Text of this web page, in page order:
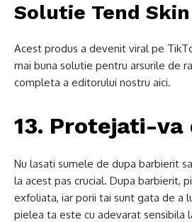
Solutie Tend Skin
Acest produs a devenit viral pe
mai buna solutie pentru arsurile de
completa a editorului nostru aici.
13. Protejati-va
Nu lasati sumele de dupa barbierit
la acest pas crucial. Dupa barbierit,
exfoliata, iar porii tai sunt gata de a
pielea ta este cu adevarat sensibila